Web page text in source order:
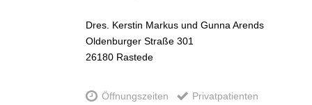
Dres. Kerstin Markus und Gunna Arends
Oldenburger Straße 301
26180 Rastede
Öffnungszeiten Privatpatienten